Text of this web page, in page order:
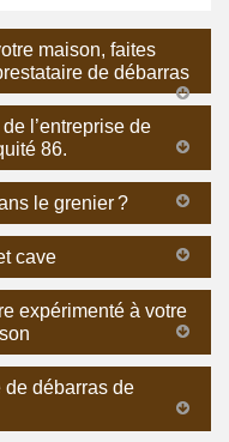
maison, faites
de débarras
l’entreprise de
86.
le grenier ?
cave
expérimenté à votre
débarras de